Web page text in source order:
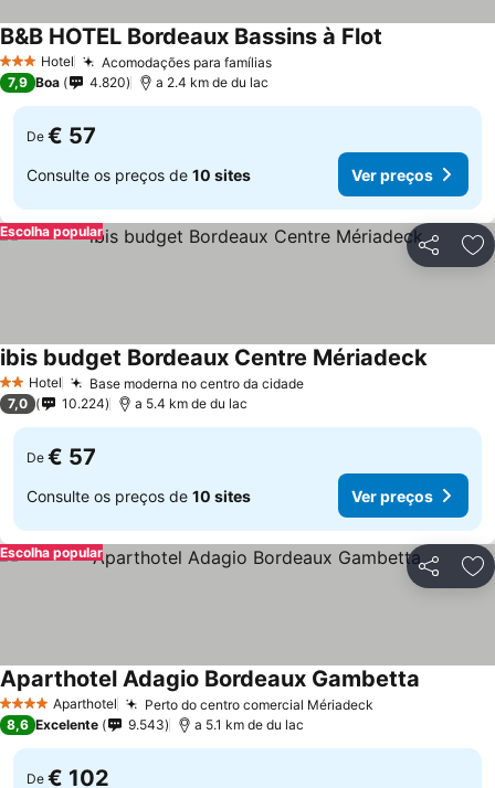
3 EstrelasHotel Acomodações para famílias
B&B HOTEL Bordeaux Bassins à Flot
7,9 Boa 4.820 a 2.4 km de du lac
De € 57
Consulte os preços de 10 sites Ver preços
Partilhar
Escolha popular
2 Estrelas
Hotel Base moderna no centro da cidade
ibis budget Bordeaux Centre Mériadeck
7,0 10.224 a 5.4 km de du lac
De € 57
Consulte os preços de 10 sites Ver preços
Partilhar
Escolha popular
4 EstrelasAparthotel Perto do centro comercial Mériadeck
Aparthotel Adagio Bordeaux Gambetta
8,6 Excelente 9.543 a 5.1 km de du lac
De € 102